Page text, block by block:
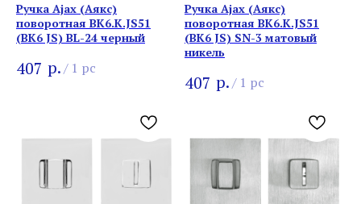
Ручка Ajax (Аякс)
поворотная BK6.K.JS51
(BK6 JS) BL-24 черный
407 р./ 1 pc
Ручка Ajax (Аякс)
поворотная BK6.K.JS51
(BK6 JS) SN-3 матовый
никель
407 р./ 1 pc